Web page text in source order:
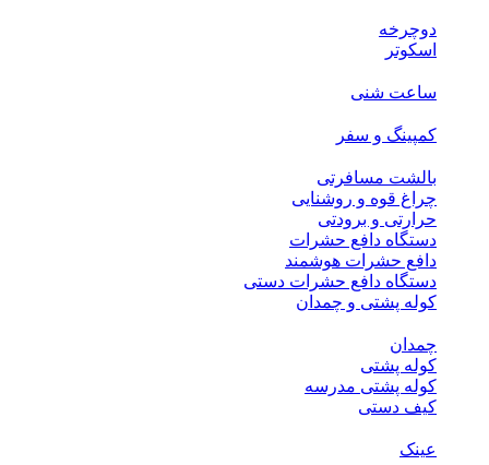
دوچرخه
اسکوتر
ساعت شنی
کمپینگ و سفر
بالشت مسافرتی
چراغ قوه و روشنایی
حرارتی و برودتی
دستگاه دافع حشرات
دافع حشرات هوشمند
دستگاه دافع حشرات دستی
کوله پشتی و چمدان
چمدان
کوله پشتی
کوله پشتی مدرسه
کیف دستی
عینک